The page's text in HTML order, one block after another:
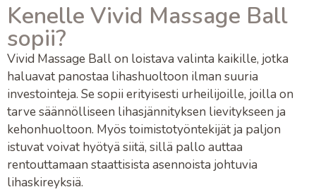
Kenelle Vivid Massage Ball
sopii?
Vivid Massage Ballon loistava valinta kaikille, jotka
haluavat panostaa lihashuoltoon ilman suuria
investointeja. Se sopii erityisesti urheilijoille, joilla on
tarve säännölliseen lihasjännityksen lievitykseen ja
kehonhuoltoon. Myös toimistotyöntekijät ja paljon
istuvat voivat hyötyä siitä, sillä pallo auttaa
rentouttamaan staattisista asennoista johtuvia
lihaskireyksiä.